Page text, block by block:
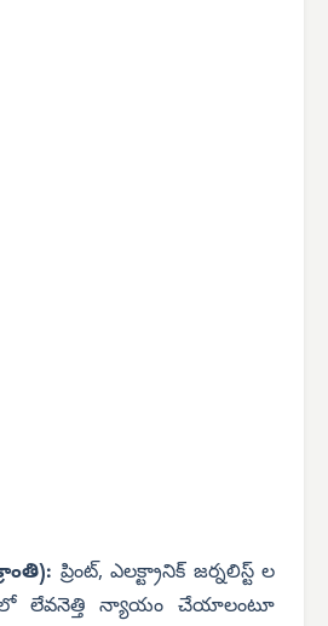
ప్రింట్, ఎలక్ట్రానిక్ జర్నలిస్ట్ ల
లేవనెత్తి న్యాయం చేయాలంటూ